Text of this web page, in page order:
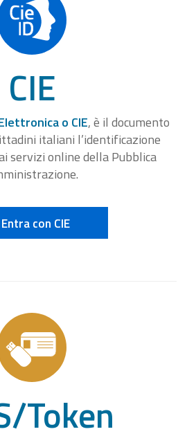
CIE
o CIE, è il documento
italiani l’identificazione
servizi online della Pubblica
Entra con CIE
Token